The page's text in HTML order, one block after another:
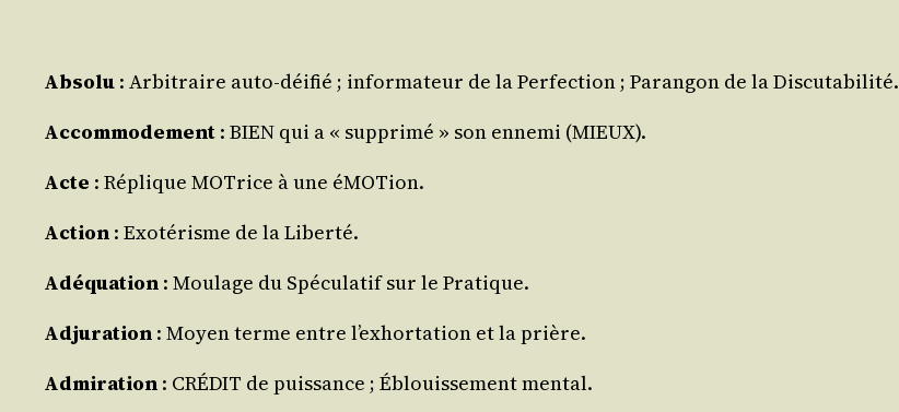
Abso­lu : Arbi­traire auto-déi­fié ; infor­ma­teur de la Per­fec­tion ; Paran­gon de la Discutabilité.
Accom­mo­de­ment : BIEN qui a « sup­pri­mé » son enne­mi (MIEUX).
Acte : Réplique MOTrice à une éMOTion.
Action : Exo­té­risme de la Liberté.
Adé­qua­tion : Mou­lage du Spé­cu­la­tif sur le Pratique.
Adju­ra­tion : Moyen terme entre l’ex­hor­ta­tion et la prière.
Admi­ra­tion : CRÉDIT de puis­sance ; Éblouis­se­ment mental.